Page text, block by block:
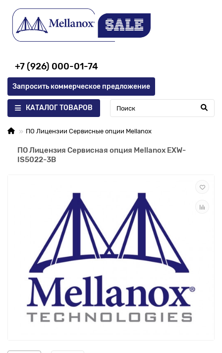
+7 (926) 000-01-74
Запросить коммерческое предложение
КАТАЛОГ ТОВАРОВ
ПО Лицензии Сервисные опции Mellanox
ПО Лицензия Сервисная опция Mellanox EXW-
IS5022-3B